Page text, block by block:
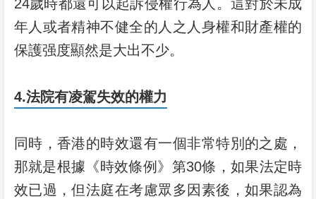
24歲時都還可以起訴侵權行為人。這對於未成
年人或者精神不健全的人之人身權和財產權的
保護强度顯然是大出不少。
4.法院有凌駕失效的權力
同時，香港的時效還有一個非常特別的之處，
那就是根據《時效條例》第30條，如果法定時
效已過，但法庭在考慮眾多因素後，如果認為